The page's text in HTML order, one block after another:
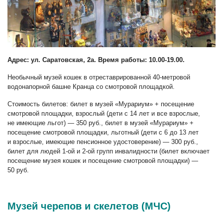
Адрес: ул. Саратовская, 2а. Время работы: 10.00-19.00.
Необычный музей кошек в отреставрированной 40-метровой
водонапорной башне Кранца со смотровой площадкой.
Стоимость билетов: билет в музей «Мурариум» + посещение
смотровой площадки, взрослый (дети с 14 лет и все взрослые,
не имеющие льгот) — 350 руб., билет в музей «Мурариум» +
посещение смотровой площадки, льготный (дети с 6 до 13 лет
и взрослые, имеющие пенсионное удостоверение) — 300 руб.,
билет для людей 1-ой и 2-ой групп инвалидности (билет включает
посещение музея кошек и посещение смотровой площадки) —
50 руб.
Музей черепов и скелетов (МЧС)